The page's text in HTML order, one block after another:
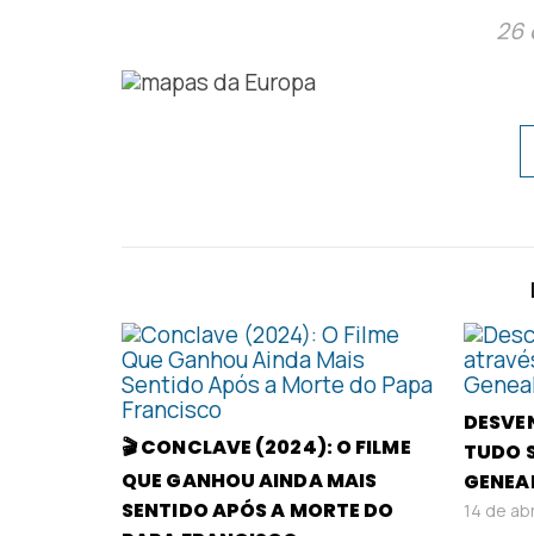
26
🎬 CONCLAVE (2024): O FILME
QUE GANHOU AINDA MAIS
SENTIDO APÓS A MORTE DO
TUDO
14 de